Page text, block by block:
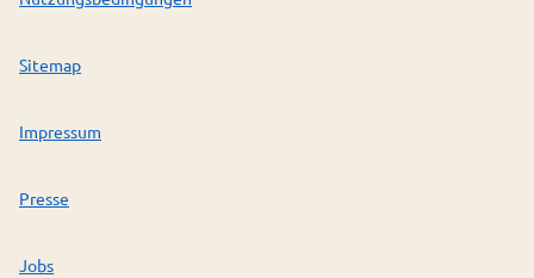
Sitemap
Impressum
Presse
Jobs